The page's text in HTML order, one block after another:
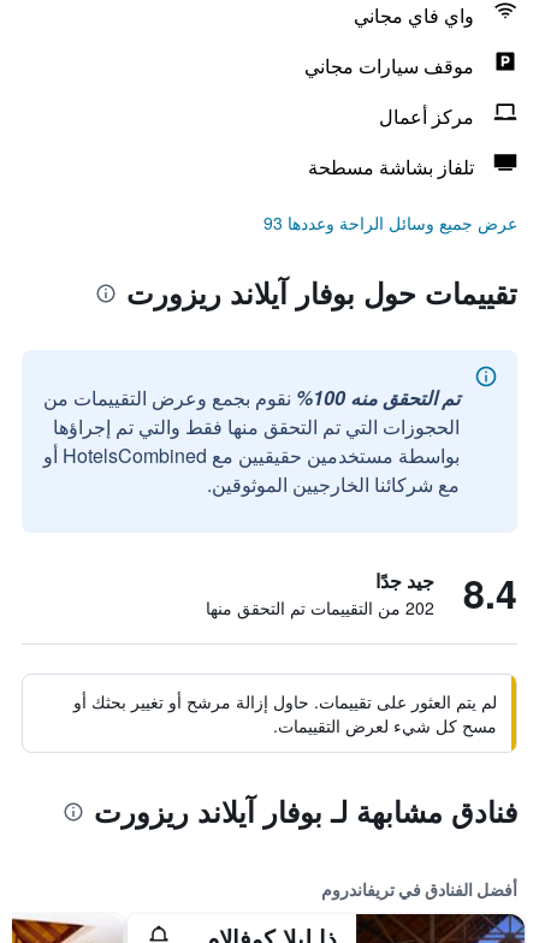
واي فاي مجاني
موقف سيارات مجاني
مركز أعمال
تلفاز بشاشة مسطحة
عرض جميع وسائل الراحة وعددها 93
تقييمات حول بوفار آيلاند ريزورت
تم التحقق منه 100%
نقوم بجمع وعرض التقييمات من
الحجوزات التي تم التحقق منها فقط والتي تم إجراؤها
بواسطة مستخدمين حقيقيين مع HotelsCombined أو
مع شركائنا الخارجيين الموثوقين.
8.4 جيد جدًا
202 من التقييمات تم التحقق منها
لم يتم العثور على تقييمات. حاول إزالة مرشح أو تغيير بحثك أو
مسح كل شيء لعرض التقييمات.
فنادق مشابهة لـ بوفار آيلاند ريزورت
أفضل الفنادق في تريفاندروم